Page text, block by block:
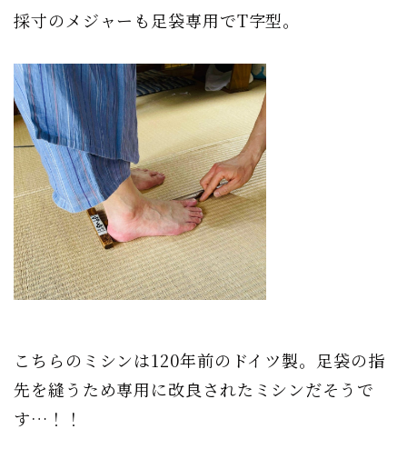
採寸のメジャーも足袋専用でT字型。
こちらのミシンは120年前のドイツ製。足袋の指
先を縫うため専用に改良されたミシンだそうで
す…！！